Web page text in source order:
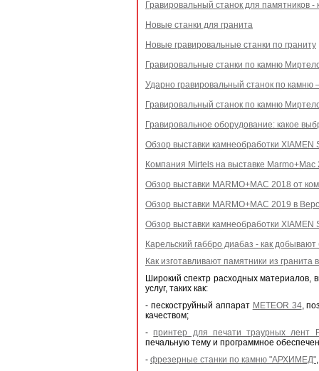
Гравировальный станок для памятников
Новые станки для гранита
Новые гравировальные станки по граниту
Гравировальные станки по камню
Ударно гравировальный станок по камню
Гравировальный станок по камню
Гравировальное оборудование: какое
Обзор выставки камнеобработки XIAMEN
Компания Mirtels на выставке
Обзор выставки MARMO+MAC 2018 от
Обзор выставки MARMO+MAC 2019 в
Обзор выставки камнеобработки
Карельский габбро диабаз - как
Как изготавливают памятники из гранита
Широкий спектр расходных материалов,
услуг, таких как:
- пескоструйный аппарат METEOR 34,
качеством;
-принтер для печати траурных лент
печальную тему и программное
- фрезерные станки по камню "АРХИМЕД"